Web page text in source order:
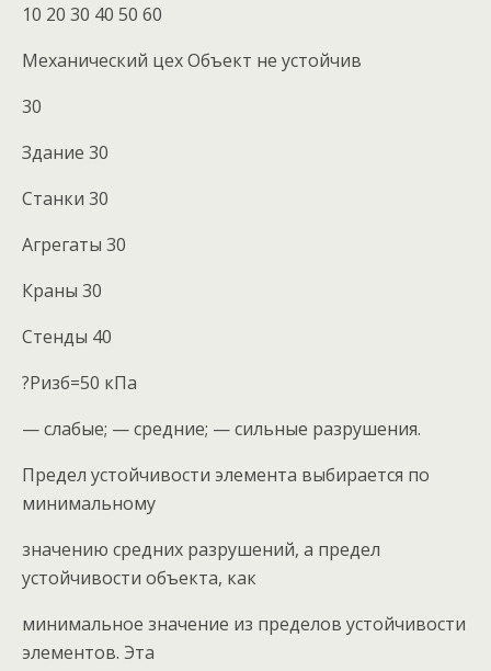
10 20 30 40 50 60
Механический цех Объект не устойчив
30
Здание 30
Станки 30
Агрегаты 30
Краны 30
Стенды 40
?Ризб=50 кПа
— слабые; — средние; — сильные разрушения.
Предел устойчивости элемента выбирается по
минимальному
значению средних разрушений, а предел
устойчивости объекта, как
минимальное значение из пределов устойчивости
элементов. Эта